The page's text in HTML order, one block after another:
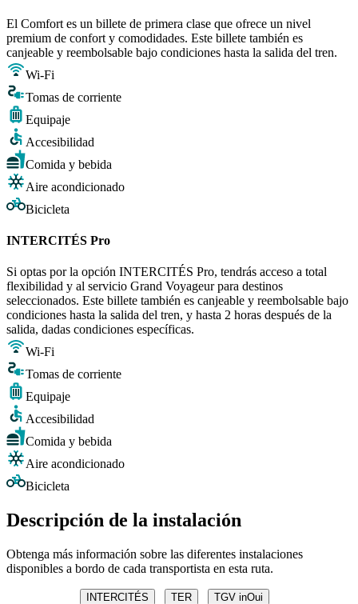
El Comfort es un billete de primera clase que ofrece un nivel
premium de confort y comodidades. Este billete también es
canjeable y reembolsable bajo condiciones hasta la salida del tren.
Wi-Fi
Tomas de corriente
Equipaje
Accesibilidad
Comida y bebida
Aire acondicionado
Bicicleta
INTERCITÉS Pro
Si optas por la opción INTERCITÉS Pro, tendrás acceso a total
flexibilidad y al servicio Grand Voyageur para destinos
seleccionados. Este billete también es canjeable y reembolsable bajo
condiciones hasta la salida del tren, y hasta 2 horas después de la
salida, dadas condiciones específicas.
Wi-Fi
Tomas de corriente
Equipaje
Accesibilidad
Comida y bebida
Aire acondicionado
Bicicleta
Descripción de la instalación
Obtenga más información sobre las diferentes instalaciones
disponibles a bordo de cada transportista en esta ruta.
INTERCITÉS TER TGV inOui